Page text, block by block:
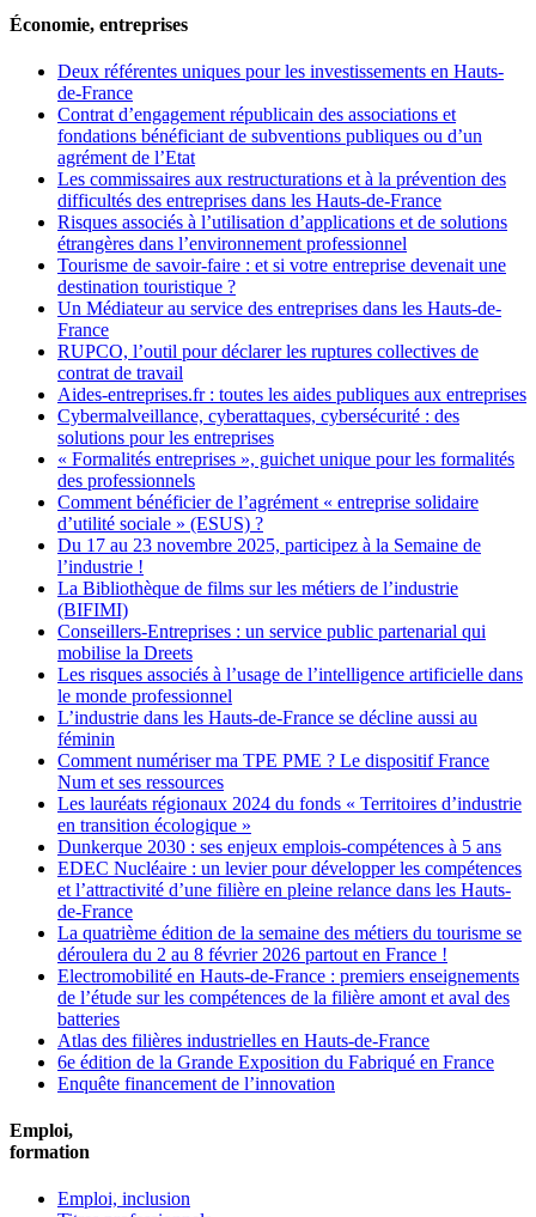
Économie, entreprises
Deux référentes uniques pour les investissements en Hauts-
de-France
Contrat d’engagement républicain des associations et
fondations bénéficiant de subventions publiques ou d’un
agrément de l’Etat
Les commissaires aux restructurations et à la prévention des
difficultés des entreprises dans les Hauts-de-France
Risques associés à l’utilisation d’applications et de solutions
étrangères dans l’environnement professionnel
Tourisme de savoir-faire : et si votre entreprise devenait une
destination touristique ?
Un Médiateur au service des entreprises dans les Hauts-de-
France
RUPCO, l’outil pour déclarer les ruptures collectives de
contrat de travail
Aides-entreprises.fr : toutes les aides publiques aux entreprises
Cybermalveillance, cyberattaques, cybersécurité : des
solutions pour les entreprises
« Formalités entreprises », guichet unique pour les formalités
des professionnels
Comment bénéficier de l’agrément « entreprise solidaire
d’utilité sociale » (ESUS) ?
Du 17 au 23 novembre 2025, participez à la Semaine de
l’industrie !
La Bibliothèque de films sur les métiers de l’industrie
(BIFIMI)
Conseillers-Entreprises : un service public partenarial qui
mobilise la Dreets
Les risques associés à l’usage de l’intelligence artificielle dans
le monde professionnel
L’industrie dans les Hauts-de-France se décline aussi au
féminin
Comment numériser ma TPE PME ? Le dispositif France
Num et ses ressources
Les lauréats régionaux 2024 du fonds « Territoires d’industrie
en transition écologique »
Dunkerque 2030 : ses enjeux emplois-compétences à 5 ans
EDEC Nucléaire : un levier pour développer les compétences
et l’attractivité d’une filière en pleine relance dans les Hauts-
de-France
La quatrième édition de la semaine des métiers du tourisme se
déroulera du 2 au 8 février 2026 partout en France !
Electromobilité en Hauts-de-France : premiers enseignements
de l’étude sur les compétences de la filière amont et aval des
batteries
Atlas des filières industrielles en Hauts-de-France
6e édition de la Grande Exposition du Fabriqué en France
Enquête financement de l’innovation
Emploi,
formation
Emploi, inclusion